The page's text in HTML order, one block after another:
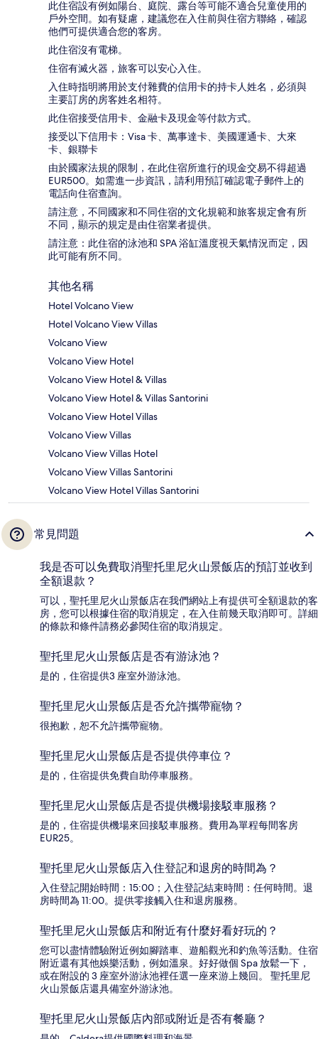
此住宿設有例如陽台、庭院、露台等可能不適合兒童使用的
戶外空間。如有疑慮，建議您在入住前與住宿方聯絡，確認
他們可提供適合您的客房。
此住宿沒有電梯。
住宿有滅火器，旅客可以安心入住。
入住時指明將用於支付雜費的信用卡的持卡人姓名，必須與
主要訂房的房客姓名相符。
此住宿接受信用卡、金融卡及現金等付款方式。
接受以下信用卡：Visa 卡、萬事達卡、美國運通卡、大來
卡、銀聯卡
由於國家法規的限制，在此住宿所進行的現金交易不得超過
EUR500。如需進一步資訊，請利用預訂確認電子郵件上的
電話向住宿查詢。
請注意，不同國家和不同住宿的文化規範和旅客規定會有所
不同，顯示的規定是由住宿業者提供。
請注意：此住宿的泳池和 SPA 浴缸溫度視天氣情況而定，因
此可能有所不同。
其他名稱
Hotel Volcano View
Hotel Volcano View Villas
Volcano View
Volcano View Hotel
Volcano View Hotel & Villas
Volcano View Hotel & Villas Santorini
Volcano View Hotel Villas
Volcano View Villas
Volcano View Villas Hotel
Volcano View Villas Santorini
Volcano View Hotel Villas Santorini
常見問題
我是否可以免費取消聖托里尼火山景飯店的預訂並收到
全額退款？
可以，聖托里尼火山景飯店在我們網站上有提供可全額退款的客
房，您可以根據住宿的取消規定，在入住前幾天取消即可。詳細
的條款和條件請務必參閱住宿的取消規定。
聖托里尼火山景飯店是否有游泳池？
是的，住宿提供3 座室外游泳池。
聖托里尼火山景飯店是否允許攜帶寵物？
很抱歉，恕不允許攜帶寵物。
聖托里尼火山景飯店是否提供停車位？
是的，住宿提供免費自助停車服務。
聖托里尼火山景飯店是否提供機場接駁車服務？
是的，住宿提供機場來回接駁車服務。費用為單程每間客房
EUR25。
聖托里尼火山景飯店入住登記和退房的時間為？
入住登記開始時間：15:00；入住登記結束時間：任何時間。退
房時間為 11:00。提供零接觸入住和退房服務。
聖托里尼火山景飯店和附近有什麼好看好玩的？
您可以盡情體驗附近例如腳踏車、遊船觀光和釣魚等活動。住宿
附近還有其他娛樂活動，例如溫泉。好好做個 Spa 放鬆一下，
或在附設的 3 座室外游泳池裡任選一座來游上幾回。 聖托里尼
火山景飯店還具備室外游泳池。
聖托里尼火山景飯店內部或附近是否有餐廳？